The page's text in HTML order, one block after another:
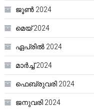
ജൂൺ 2024
മെയ്‌ 2024
ഏപ്രിൽ 2024
മാർച്ച്‌ 2024
ഫെബ്രുവരി 2024
ജനുവരി 2024